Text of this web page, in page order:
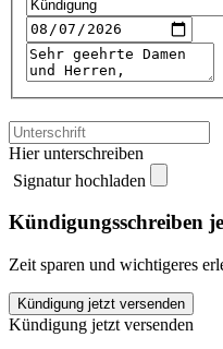
Hier unterschreiben
Signatur hochladen
Kündigungsschreiben
Zeit sparen und wichtigeres
ERGO
Direkt
Kündigung jetzt versenden
Kündigung jetzt versenden